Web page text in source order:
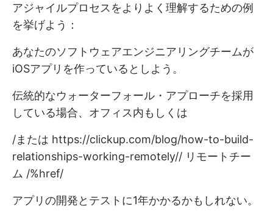
アジャイルプロセスをよりよく理解するための例
を挙げよう：
あなたのソフトウェアエンジニアリングチームが
iOSアプリを作っているとしよう。
伝統的なウォーターフォール・アプローチを採用
している場合、オフィス内もしくは
/または https://clickup.com/blog/how-to-build-
relationships-working-remotely// リモートチー
ム /%href/
アプリの開発とテストに1年かかるかもしれない。